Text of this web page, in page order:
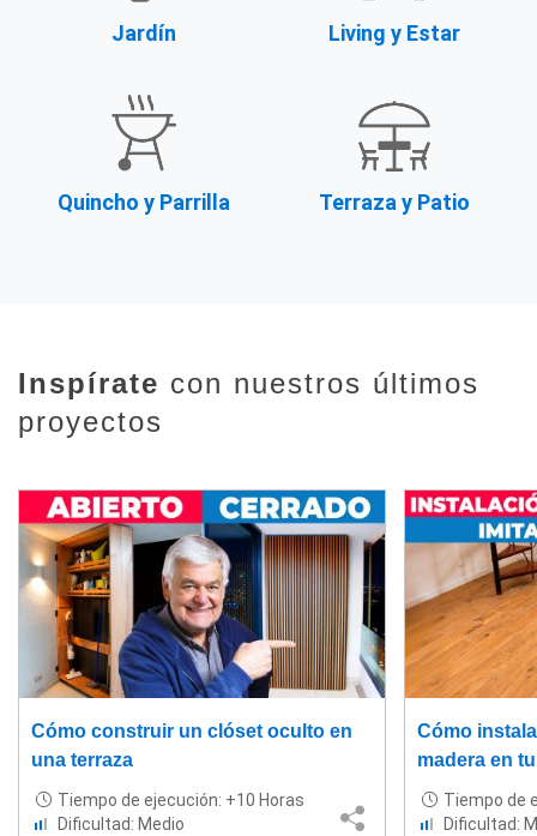
Jardín Living y Estar
Quincho y Parrilla Terraza y Patio
Inspírate con nuestros últimos
proyectos
Cómo construir un clóset oculto en
una terraza
Tiempo de ejecución: +10 Horas
Dificultad: Medio
Cómo
madera en
Tiempo de
Dificultad: